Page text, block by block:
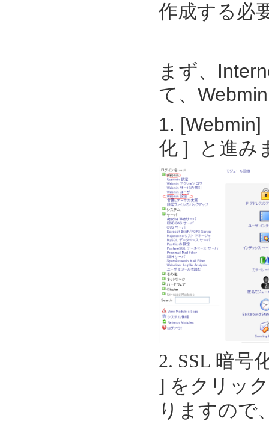
作成する必
まず、
て、
1.
化 ] と進み
2. SSL 暗号
] をクリッ
ります